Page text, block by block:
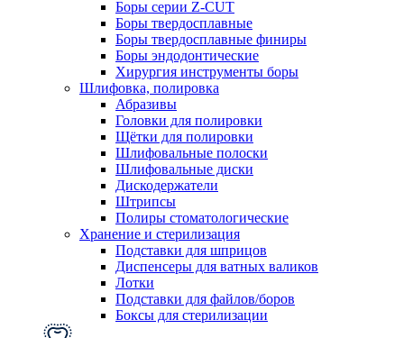
Боры серии Z-CUT
Боры твердосплавные
Боры твердосплавные финиры
Боры эндодонтические
Хирургия инструменты боры
Шлифовка, полировка
Абразивы
Головки для полировки
Щётки для полировки
Шлифовальные полоски
Шлифовальные диски
Дискодержатели
Штрипсы
Полиры стоматологические
Хранение и стерилизация
Подставки для шприцов
Диспенсеры для ватных валиков
Лотки
Подставки для файлов/боров
Боксы для стерилизации